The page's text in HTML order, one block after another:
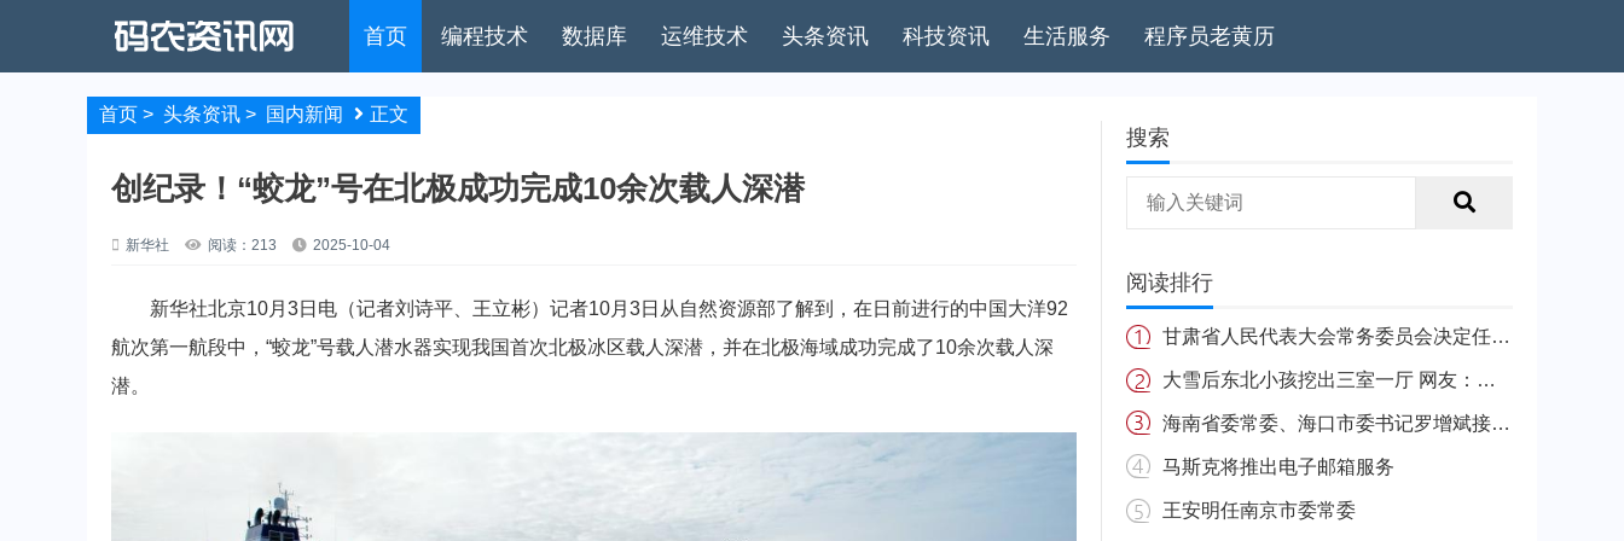
首页 编程技术 数据库 运维技术 头条资讯 科技资讯 生活服务 程序员老黄历
首页 > 头条资讯 > 国内新闻 正文
创纪录！“蛟龙”号在北极成功完成10余次载人深潜
新华社 阅读：213 2025-10-04
新华社北京10月3日电（记者刘诗平、王立彬）记者10月3日从自然资源部了解到，在日前进行的中国大洋92
航次第一航段中，“蛟龙”号载人潜水器实现我国首次北极冰区载人深潜，并在北极海域成功完成了10余次载人深
潜。
搜索
阅读排行
甘肃省人民代表大会常务委员会决定任免名单
大雪后东北小孩挖出三室一厅 网友：南方的娃很羡慕
海南省委常委、海口市委书记罗增斌接受中央纪委国家监委纪律审查和监察调查
马斯克将推出电子邮箱服务
王安明任南京市委常委